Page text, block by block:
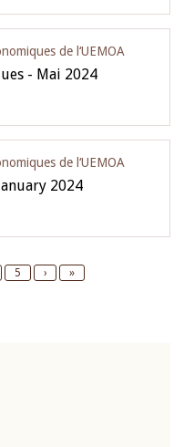
de l‘UEMOA
- Mai 2024
de l‘UEMOA
2024
Page
5
Next
›
Last
»